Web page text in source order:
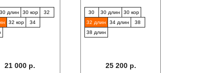
30 длин 30 кор
32
32 кор
34
21 000 р.
30 30 длин
30 кор
32 длин
34 длин
38
38 длин
25 200 р.